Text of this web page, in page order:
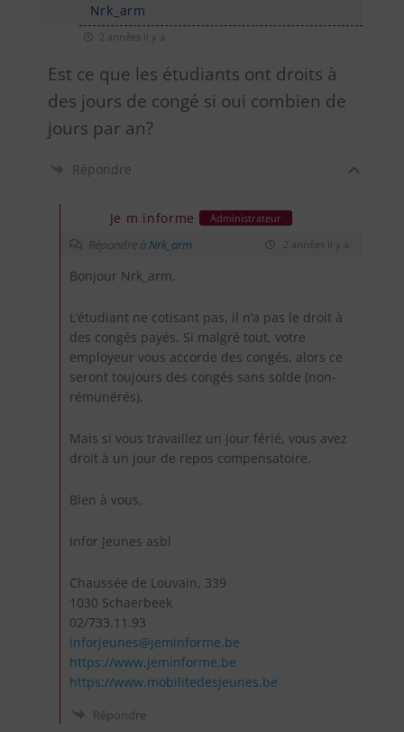
Nrk_arm
2 années il y a
Est ce que les étudiants ont droits à
des jours de congé si oui combien de
jours par an?
Répondre
Je m informe Administrateur
Répondre à Nrk_arm 2 années il y a
Bonjour Nrk_arm,
L’étudiant ne cotisant pas, il n’a pas le droit à
des congés payés. Si malgré tout, votre
employeur vous accorde des congés, alors ce
seront toujours des congés sans solde (non-
rémunérés).
Mais si vous travaillez un jour férié, vous avez
droit à un jour de repos compensatoire.
Bien à vous,
Infor Jeunes asbl
Chaussée de Louvain, 339
1030 Schaerbeek
02/733.11.93
inforjeunes@jeminforme.be
https://www.jeminforme.be
https://www.mobilitedesjeunes.be
Répondre